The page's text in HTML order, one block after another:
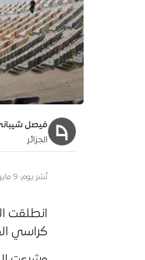
فيصل
الجزائر
آخر تحديث: 10 مايو 2020
كراسي